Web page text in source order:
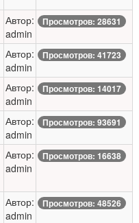
Автор:
admin
Просмотров: 28631
Автор:
admin
Просмотров: 41723
Автор:
admin
Просмотров: 14017
Автор:
admin
Просмотров: 93691
Автор:
admin
Просмотров: 16638
Автор:
admin
Просмотров: 48526